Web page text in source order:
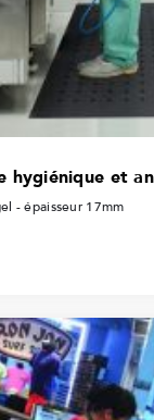
hygiénique et
- épaisseur 17mm